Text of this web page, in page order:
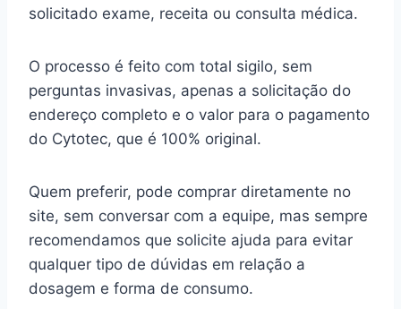
solicitado exame, receita ou consulta médica.
O processo é feito com total sigilo, sem
perguntas invasivas, apenas a solicitação do
endereço completo e o valor para o pagamento
do Cytotec, que é 100% original.
Quem preferir, pode comprar diretamente no
site, sem conversar com a equipe, mas sempre
recomendamos que solicite ajuda para evitar
qualquer tipo de dúvidas em relação a
dosagem e forma de consumo.